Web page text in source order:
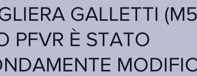
GALLETTI
PFVR È STATO